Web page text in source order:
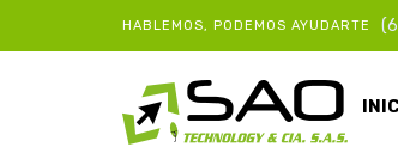
HABLEMOS, PODEMOS AYUDARTE